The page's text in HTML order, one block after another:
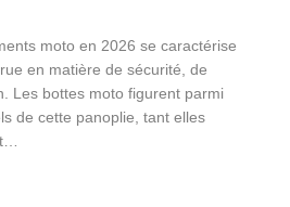
moto en 2026 se caractérise
en matière de sécurité, de
Les bottes moto figurent parmi
de cette panoplie, tant elles